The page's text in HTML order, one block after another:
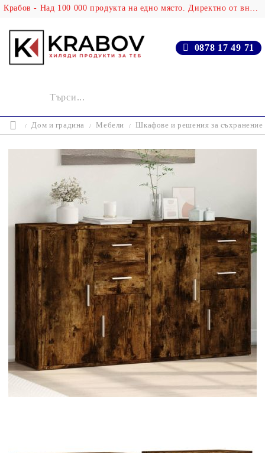
Крабов - Над 100 000 продукта на едно място. Директно от вносителя!
0878 17 49 71
Дом и градина Мебели Шкафове и решения за съхранение